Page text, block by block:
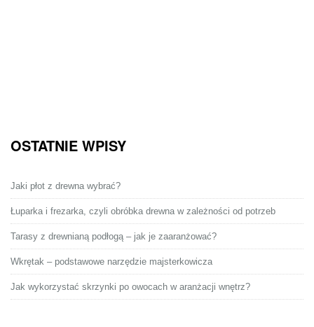
OSTATNIE WPISY
Jaki płot z drewna wybrać?
Łuparka i frezarka, czyli obróbka drewna w zależności od potrzeb
Tarasy z drewnianą podłogą – jak je zaaranżować?
Wkrętak – podstawowe narzędzie majsterkowicza
Jak wykorzystać skrzynki po owocach w aranżacji wnętrz?